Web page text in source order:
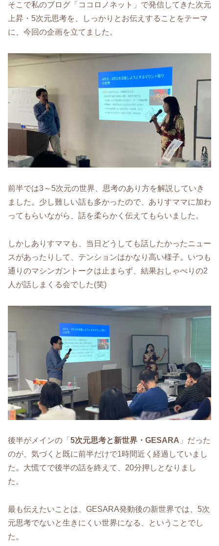
そこで私のブログ「ココロノネット」で発信してきた次元
上昇・5次元思考を、しっかりとお伝えすることをテーマ
に、今回の企画を立てました。
前半では3～5次元の世界、思考のあり方を解説していき
ました。少し難しい話も多かったので、ありすママに加わ
ってもらいながら、話を柔らかく伝えてもらいました。
しかしありすママも、当日どうしても話したかったニュー
スがあったりして、テンションはかなり高い様子。いつも
通りのマシンガントークは止まらず、結果おしゃべりの2
人が話しまくる会でした(笑)
後半がメインの「 5次元思考と新世界・GESARA 」だった
のが、気づくと既に前半だけで1時間近く経過していまし
た。大慌てで後半の話を終えて、20分押しとなりまし
た。
最も伝えたいことは、GESARA発動後の新世界では、5次
元思考でないと生きにくい世界になる、ということでし
た。